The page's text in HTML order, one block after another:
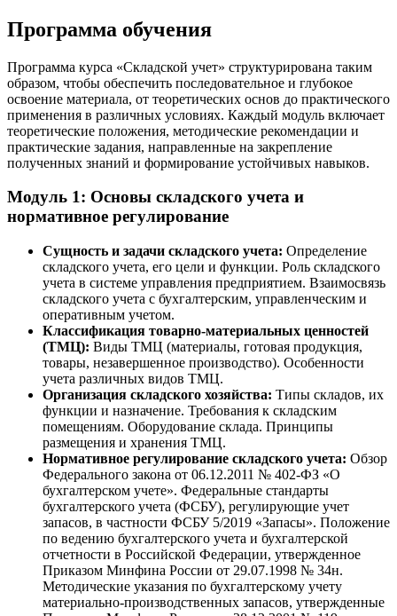
Программа обучения
Программа курса «Складской учет» структурирована таким
образом, чтобы обеспечить последовательное и глубокое
освоение материала, от теоретических основ до практического
применения в различных условиях. Каждый модуль включает
теоретические положения, методические рекомендации и
практические задания, направленные на закрепление
полученных знаний и формирование устойчивых навыков.
Модуль 1: Основы складского учета и
нормативное регулирование
Сущность и задачи складского учета: Определение
складского учета, его цели и функции. Роль складского
учета в системе управления предприятием. Взаимосвязь
складского учета с бухгалтерским, управленческим и
оперативным учетом.
Классификация товарно-материальных ценностей
(ТМЦ): Виды ТМЦ (материалы, готовая продукция,
товары, незавершенное производство). Особенности
учета различных видов ТМЦ.
Организация складского хозяйства: Типы складов, их
функции и назначение. Требования к складским
помещениям. Оборудование склада. Принципы
размещения и хранения ТМЦ.
Нормативное регулирование складского учета: Обзор
Федерального закона от 06.12.2011 № 402-ФЗ «О
бухгалтерском учете». Федеральные стандарты
бухгалтерского учета (ФСБУ), регулирующие учет
запасов, в частности ФСБУ 5/2019 «Запасы». Положение
по ведению бухгалтерского учета и бухгалтерской
отчетности в Российской Федерации, утвержденное
Приказом Минфина России от 29.07.1998 № 34н.
Методические указания по бухгалтерскому учету
материально-производственных запасов, утвержденные